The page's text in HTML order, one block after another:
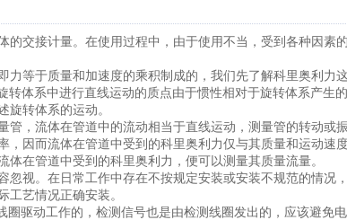
的交接计量。在使用过程中，由于使用不当，受到各种因素
于质量和加速度的乘积制成的，我们先了解科里奥利力这
体系中进行直线运动的质点由于惯性相对于旋转体系产生
转体系的运动。
管，流体在管道中的流动相当于直线运动，测量管的转动或
，因而流体在管道中受到的科里奥利力仅与其质量和运动速
在管道中受到的科里奥利力，便可以测量其质量流量。
视。在日常工作中存在不按规定安装或安装不规范的情况
艺情况正确安装。
动工作的，检测信号也是由检测线圈发出的，应该避免